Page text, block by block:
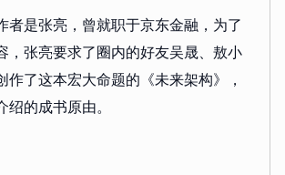
者是张亮，曾就职于京东金融，为了
，张亮要求了圈内的好友吴晟、敖小
作了这本宏大命题的《未来架构》，
的成书原由。